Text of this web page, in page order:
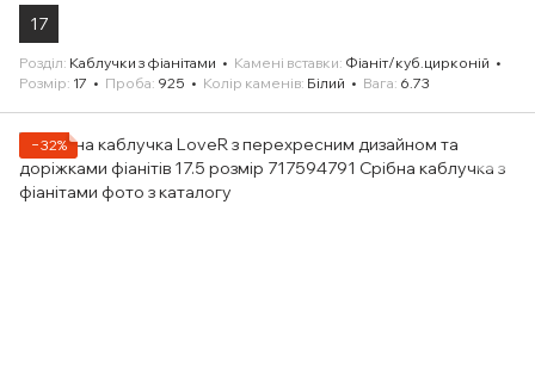
17
Розділ Каблучки з фіанітами Камені вставки Фіаніт/куб.цирконій
Розмір 17 Проба 925 Колір каменів Білий Вага 6.73
−32%